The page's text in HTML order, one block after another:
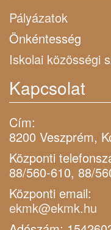
Pályázatok
Önkéntesség
Iskolai közösségi
Kapcsolat
Cím:
8200 Veszprém,
Központi
88/560-610, 88/
Központi email:
ekmk@ekmk.hu